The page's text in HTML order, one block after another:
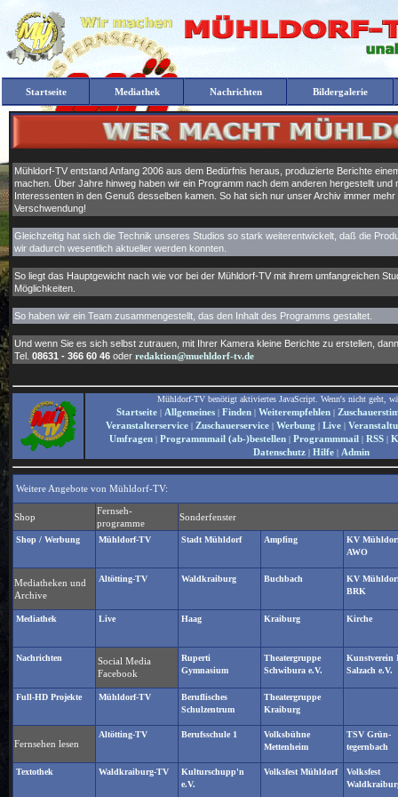
Startseite Mediathek Nachrichten Bildergalerie
Mühldorf-TV entstand Anfang 2006 aus dem Bedürfnis heraus, produzierte Berichte
machen. Über Jahre hinweg haben wir ein Programm nach dem anderen hergestellt und
Interessenten in den Genuß desselben kamen. So hat sich nur unser Archiv immer
Verschwendung!
Gleichzeitig hat sich die Technik unseres Studios so stark weiterentwickelt, daß die
wir dadurch wesentlich aktueller werden konnten.
So liegt das Hauptgewicht nach wie vor bei der Mühldorf-TV mit ihrem umfangreichen
Möglichkeiten.
So haben wir ein Team zusammengestellt, das den Inhalt des Programms gestaltet.
Und wenn Sie es sich selbst zutrauen, mit Ihrer Kamera kleine Berichte zu erstellen,
Tel. 08631 - 366 60 46 oder redaktion@muehldorf-tv.de
Mühldorf-TV benötigt aktiviertes JavaScript. Wenn's nicht geht,
Startseite | Allgemeines | Finden | Weiterempfehlen |
Veranstalterservice | Zuschauerservice | Werbung | Live |
Umfragen| Programmmail (ab-)bestellen| Programmmail | RSS|
Datenschutz| Hilfe| Admin
Weitere Angebote von Mühldorf-TV:
Shop
Fernseh-
programme
Sonderfenster
Shop / Werbung Mühldorf-TV Stadt Mühldorf Ampfing
KV
AWO
Mediatheken und
Archive
Altötting-TV Waldkraiburg Buchbach
KV
BRK
Mediathek Live Haag Kraiburg Kirche
Nachrichten
Social Media
Facebook
Ruperti
Gymnasium
Theatergruppe
Schwibura e.V.
Kunstverein
Salzach e.V.
Full-HD Projekte Mühldorf-TV
Beruflisches
Schulzentrum
Theatergruppe
Kraiburg
Fernsehen lesen
Altötting-TV Berufsschule 1
Volksbühne
Mettenheim
TSV Grün-
tegernbach
Textothek Waldkraiburg-TV
Kulturschupp'n
e.V.
Volksfest Mühldorf
Volksfest
Wer macht Mühldorf-TV, das Lokalfernsehen für Stadt